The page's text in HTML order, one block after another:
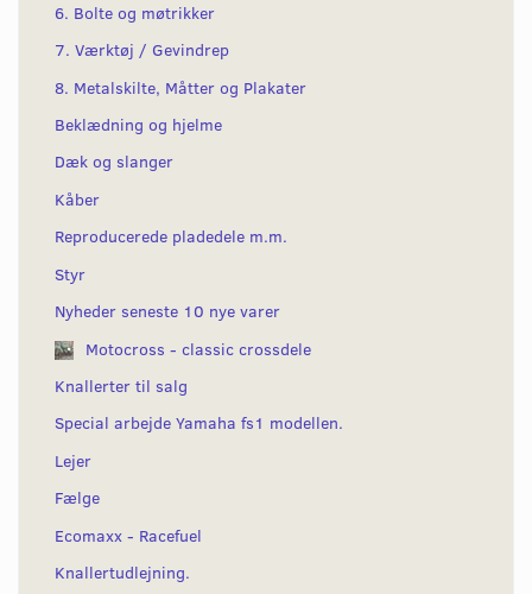
6. Bolte og møtrikker
7. Værktøj / Gevindrep
8. Metalskilte, Måtter og Plakater
Beklædning og hjelme
Dæk og slanger
Kåber
Reproducerede pladedele m.m.
Styr
Nyheder seneste 10 nye varer
Motocross - classic crossdele
Knallerter til salg
Special arbejde Yamaha fs1 modellen.
Lejer
Fælge
Ecomaxx - Racefuel
Knallertudlejning.